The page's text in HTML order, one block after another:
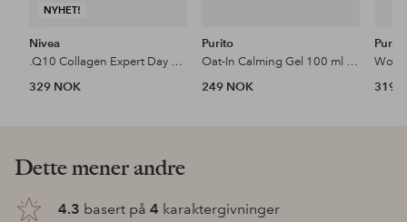
NYHET!
Nivea
.Q10 Collagen Expert Day & Night Facial Butter 50 Ml
329 NOK
Purito
Oat-In Calming Gel 100 ml Cream
249 NOK
Purito
319
Dette mener andre
4.3 basert på 4 karaktergivninger